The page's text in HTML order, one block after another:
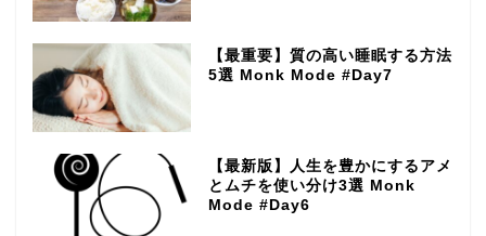
【最重要】質の高い睡眠する方法
5選 Monk Mode #Day7
【最新版】人生を豊かにするアメ
とムチを使い分け3選 Monk
Mode #Day6